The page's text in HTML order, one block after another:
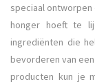
speciaal
honger hoeft te
ingrediënten die
bevorderen van
producten kun je